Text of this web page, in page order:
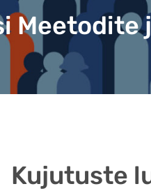
Meetodite
Kujutuste